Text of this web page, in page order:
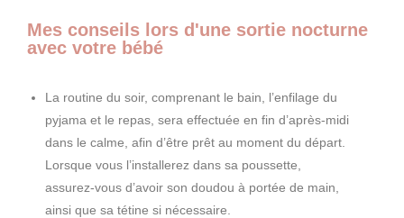
Mes conseils lors d'une sortie nocturne
avec votre bébé
La routine du soir, comprenant le bain, l’enfilage du
pyjama et le repas, sera effectuée en fin d’après-midi
dans le calme, afin d’être prêt au moment du départ.
Lorsque vous l’installerez dans sa poussette,
assurez-vous d’avoir son doudou à portée de main,
ainsi que sa tétine si nécessaire.